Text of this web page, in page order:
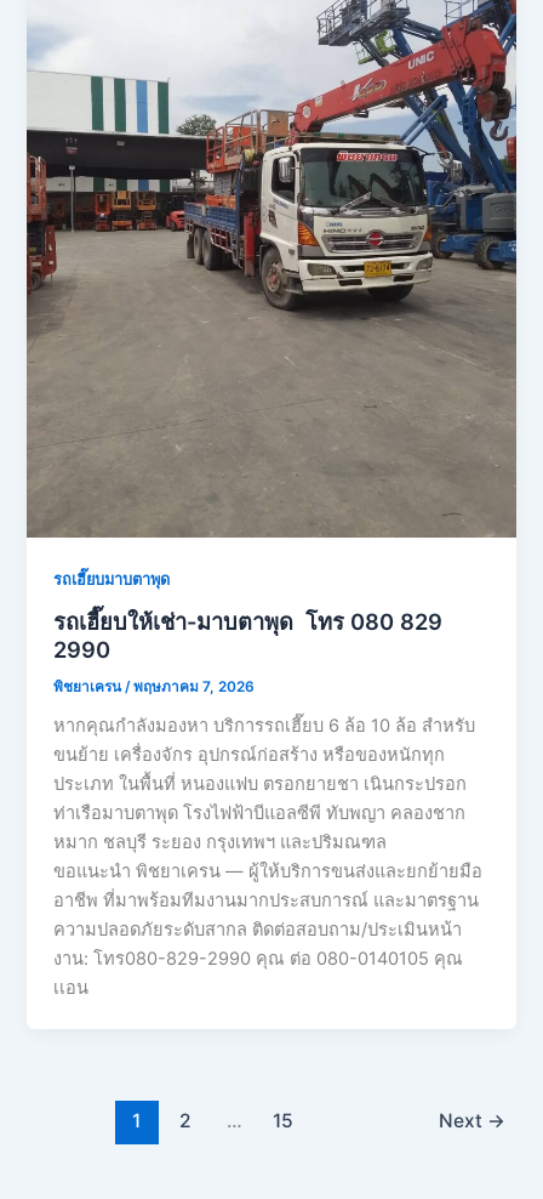
รถเฮี๊ยบมาบตาพุด
รถเฮี๊ยบให้เช่า-มาบตาพุด โทร 080 829
2990
พิชยาเครน /พฤษภาคม 7, 2026
หากคุณกำลังมองหา บริการรถเฮี๊ยบ 6 ล้อ 10 ล้อ สำหรับ
ขนย้าย เครื่องจักร อุปกรณ์ก่อสร้าง หรือของหนักทุก
ประเภท ในพื้นที่ หนองแฟบ ตรอกยายชา เนินกระปรอก
ท่าเรือมาบตาพุด โรงไฟฟ้าบีแอลซีพี ทับพญา คลองชาก
หมาก ชลบุรี ระยอง กรุงเทพฯ และปริมณฑล
ขอแนะนำ พิชยาเครน — ผู้ให้บริการขนส่งและยกย้ายมือ
อาชีพ ที่มาพร้อมทีมงานมากประสบการณ์ และมาตรฐาน
ความปลอดภัยระดับสากล ติดต่อสอบถาม/ประเมินหน้า
งาน: โทร080-829-2990 คุณ ต่อ 080-0140105 คุณ
เเอน
1 2 … 15 Next →